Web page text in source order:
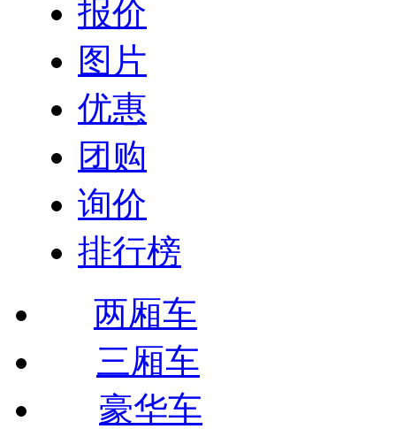
报价
图片
优惠
团购
询价
排行榜
两厢车
三厢车
豪华车